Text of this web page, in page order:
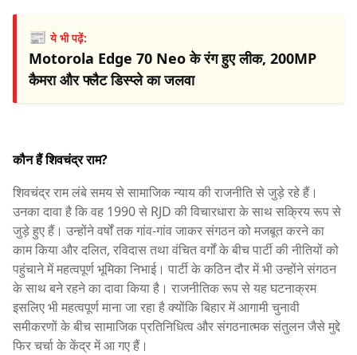
📰ये भी पढ़ें:
Motorola Edge 70 Neo के रंग हुए लीक, 200MP
कैमरा और फ्लैट डिस्प्ले का जलवा
कौन हैं शिवचंद्र राम?
शिवचंद्र राम लंबे समय से सामाजिक न्याय की राजनीति से जुड़े रहे हैं।
उनका दावा है कि वह 1990 से RJD की विचारधारा के साथ सक्रिय रूप से
जुड़े हुए हैं। उन्होंने वर्षों तक गांव-गांव जाकर संगठन को मजबूत करने का
काम किया और दलित, रविदास तथा वंचित वर्गों के बीच पार्टी की नीतियों को
पहुंचाने में महत्वपूर्ण भूमिका निभाई। पार्टी के कठिन दौर में भी उन्होंने संगठन
के साथ बने रहने का दावा किया है। राजनीतिक रूप से यह घटनाक्रम
इसलिए भी महत्वपूर्ण माना जा रहा है क्योंकि बिहार में आगामी चुनावी
समीकरणों के बीच सामाजिक प्रतिनिधित्व और संगठनात्मक संतुलन जैसे मुद्दे
फिर चर्चा के केंद्र में आ गए हैं।